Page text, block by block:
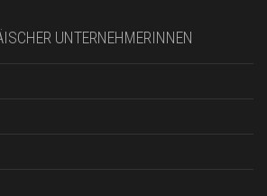
UNTERNEHMERINNEN